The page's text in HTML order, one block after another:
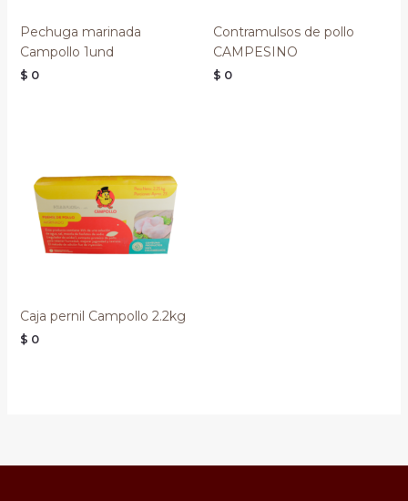
Pechuga marinada
Campollo 1und
$ 0
Contramulsos de pollo
CAMPESINO
$ 0
Caja pernil Campollo 2.2kg
$ 0